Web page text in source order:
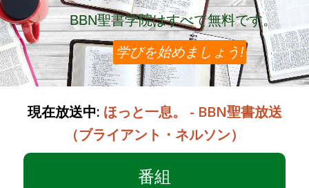
BBN聖書学院はすべて無料です。
BBN聖書学院はすべて無料です。
学びを始めましょう!
現在放送中: ほっと一息。 - BBN聖書放送
（ブライアント・ネルソン）
番組